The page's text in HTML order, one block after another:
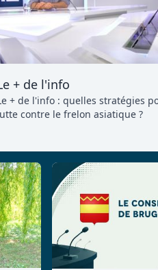
+ de l'info
+ de l'info : quelles stratégies
contre le frelon asiatique ?